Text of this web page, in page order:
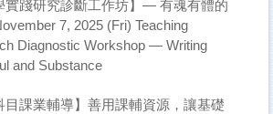
實踐研究診斷工作坊】— 有魂有體的
7, 2025 (Fri) Teaching
Diagnostic Workshop — Writing
and Substance
目課業輔導】善用課輔資源，讓基礎